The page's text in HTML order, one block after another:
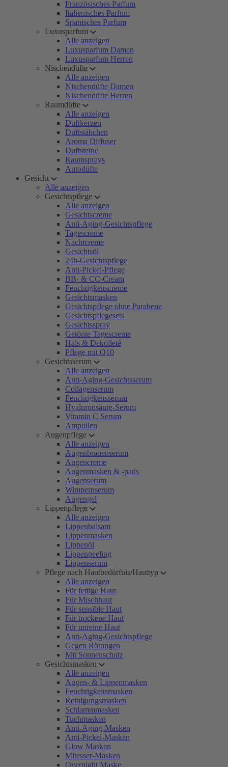
Französisches Parfum
Italienisches Parfum
Spanisches Parfum
Luxusparfum
Alle anzeigen
Luxusparfum Damen
Luxusparfum Herren
Nischendüfte
Alle anzeigen
Nischendüfte Damen
Nischendüfte Herren
Raumdüfte
Alle anzeigen
Duftkerzen
Duftstäbchen
Aroma Diffuser
Duftsteine
Raumsprays
Autodüfte
Gesicht
Alle anzeigen
Gesichtspflege
Alle anzeigen
Gesichtscreme
Anti-Aging-Gesichtspflege
Tagescreme
Nachtcreme
Gesichtsöl
24h-Gesichtspflege
Anti-Pickel-Pflege
BB- & CC-Cream
Feuchtigkeitscreme
Gesichtsmasken
Gesichtspflege ohne Parabene
Gesichtspflegesets
Gesichtsspray
Getönte Tagescreme
Hals & Dekolleté
Pflege mit Q10
Gesichtsserum
Alle anzeigen
Anti-Aging-Gesichtsserum
Collagenserum
Feuchtigkeitsserum
Hyaluronsäure-Serum
Vitamin C Serum
Ampullen
Augenpflege
Alle anzeigen
Augenbrauenserum
Augencreme
Augenmasken & -pads
Augenserum
Wimpernserum
Augengel
Lippenpflege
Alle anzeigen
Lippenbalsam
Lippenmasken
Lippenöl
Lippenpeeling
Lippenserum
Pflege nach Hautbedürfnis/Hauttyp
Alle anzeigen
Für fettige Haut
Für Mischhaut
Für sensible Haut
Für trockene Haut
Für unreine Haut
Anti-Aging-Gesichtspflege
Gegen Rötungen
Mit Sonnenschutz
Gesichtsmasken
Alle anzeigen
Augen- & Lippenmasken
Feuchtigkeitsmasken
Reinigungsmasken
Schlammmasken
Tuchmasken
Anti-Aging-Masken
Anti-Pickel-Masken
Glow Masken
Mitesser-Masken
Overnight Maske